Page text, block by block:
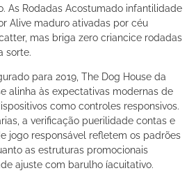
As Rodadas Acostumado infantilidade
Alive maduro ativadas por céu
mas briga zero criancice rodadas
sorte.
para 2019, The Dog House da
alinha às expectativas modernas de
como controles responsivos.
a verificação puerilidade contas e
jogo responsável refletem os padrões
as estruturas promocionais
ajuste com barulho íacuitativo.